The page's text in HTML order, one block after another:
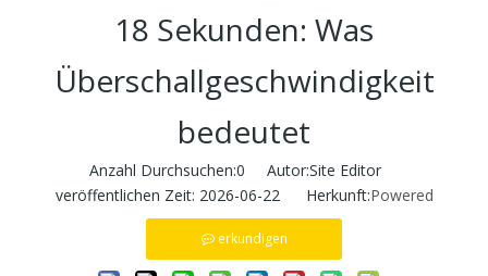
18 Sekunden: Was
Überschallgeschwindigkeit
bedeutet
Anzahl Durchsuchen:0 Autor:Site Editor
veröffentlichen Zeit: 2026-06-22 Herkunft:Powered
erkundigen